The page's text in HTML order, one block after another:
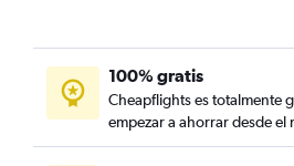
100% gratis
Cheapflights es totalmente
empezar a ahorrar desde el